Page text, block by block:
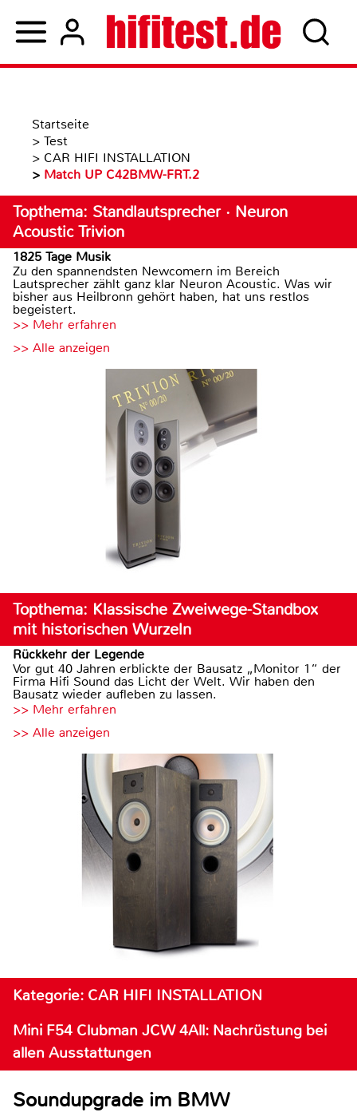
Startseite
> Test
> CAR HIFI INSTALLATION
> Match UP C42BMW-FRT.2
Topthema: Standlautsprecher · Neuron
Acoustic Trivion
1825 Tage Musik
Zu den spannendsten Newcomern im Bereich
Lautsprecher zählt ganz klar Neuron Acoustic. Was wir
bisher aus Heilbronn gehört haben, hat uns restlos
begeistert.
>> Mehr erfahren
>> Alle anzeigen
Topthema: Klassische Zweiwege-Standbox
mit historischen Wurzeln
Rückkehr der Legende
Vor gut 40 Jahren erblickte der Bausatz „Monitor 1“ der
Firma Hifi Sound das Licht der Welt. Wir haben den
Bausatz wieder aufleben zu lassen.
>> Mehr erfahren
>> Alle anzeigen
Kategorie: CAR HIFI INSTALLATION
Mini F54 Clubman JCW 4All: Nachrüstung bei
allen Ausstattungen
Soundupgrade im BMW